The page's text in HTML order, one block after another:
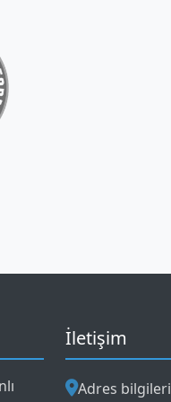
İletişim
Adres bilgileri